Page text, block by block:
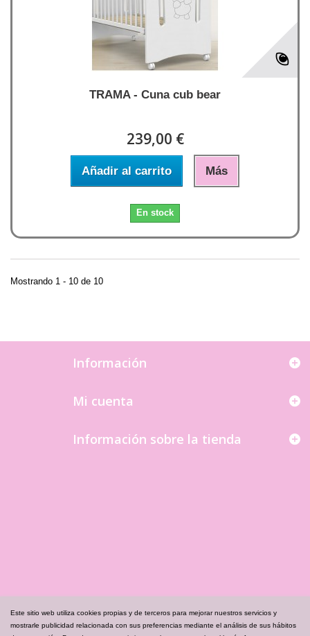
TRAMA - Cuna cub bear
239,00 €
Añadir al carrito Más
En stock
Mostrando 1 - 10 de 10
Información
Mi cuenta
Información sobre la tienda
Este sitio web utiliza cookies propias y de terceros para mejorar nuestros servicios y
mostrarle publicidad relacionada con sus preferencias mediante el análisis de sus hábitos